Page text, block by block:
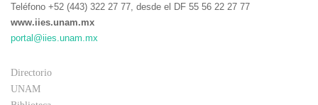
Teléfono +52 (443) 322 27 77, desde el DF 55 56 22 27 77
www.iies.unam.mx
portal@iies.unam.mx
Directorio
UNAM